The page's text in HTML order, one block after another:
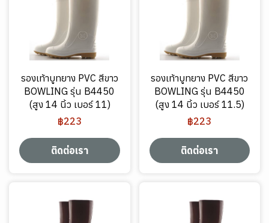
รองเท้าบูทยาง PVC สีขาว
BOWLING รุ่น B4450
(สูง 14 นิ้ว เบอร์ 11)
฿223
ติดต่อเรา
รองเท้าบูทยาง PVC สีขาว
BOWLING รุ่น B4450
(สูง 14 นิ้ว เบอร์ 11.5)
฿223
ติดต่อเรา